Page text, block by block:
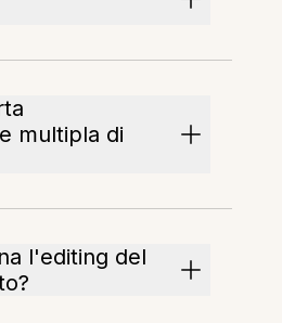
multipla di
l'editing del